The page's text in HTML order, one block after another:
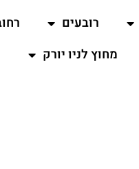
רובעים
מחוץ לניו יורק